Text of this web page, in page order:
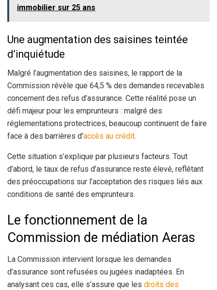
immobilier sur 25 ans
Une augmentation des saisines teintée
d’inquiétude
Malgré l’augmentation des saisines, le rapport de la
Commission révèle que 64,5 % des demandes recevables
concernent des refus d’assurance. Cette réalité pose un
défi majeur pour les emprunteurs : malgré des
réglementations protectrices, beaucoup continuent de faire
face à des barrières d’accès au crédit.
Cette situation s’explique par plusieurs facteurs. Tout
d’abord, le taux de refus d’assurance reste élevé, reflétant
des préoccupations sur l’acceptation des risques liés aux
conditions de santé des emprunteurs.
Le fonctionnement de la
Commission de médiation Aeras
La Commission intervient lorsque les demandes
d’assurance sont refusées ou jugées inadaptées. En
analysant ces cas, elle s’assure que les droits des